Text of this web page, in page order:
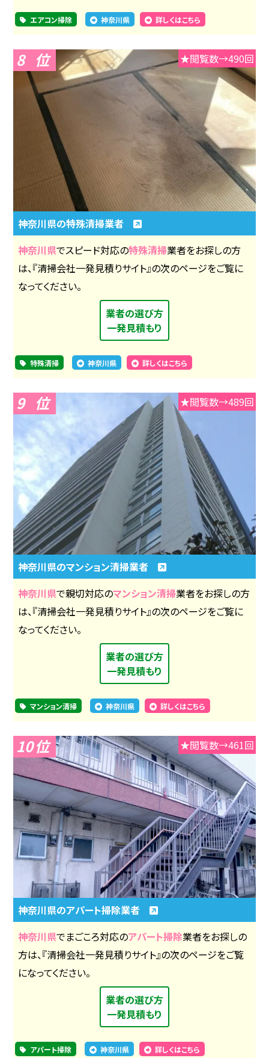
エアコン掃除 神奈川県 詳しくはこちら
8 ★閲覧数→490回
神奈川県の特殊清掃業者
神奈川県でスピード対応の特殊清掃業者をお探しの方
は、『清掃会社一発見積りサイト』の次のページをご覧に
なってください。
業者の選び方
一発見積もり
特殊清掃 神奈川県 詳しくはこちら
9 ★閲覧数→489回
神奈川県のマンション清掃業者
神奈川県で親切対応のマンション清掃業者をお探しの方
は、『清掃会社一発見積りサイト』の次のページをご覧に
なってください。
業者の選び方
一発見積もり
マンション清掃 神奈川県 詳しくはこちら
10 ★閲覧数→461回
神奈川県のアパート掃除業者
神奈川県でまごころ対応のアパート掃除業者をお探しの
方は、『清掃会社一発見積りサイト』の次のページをご覧
になってください。
業者の選び方
一発見積もり
アパート掃除 神奈川県 詳しくはこちら